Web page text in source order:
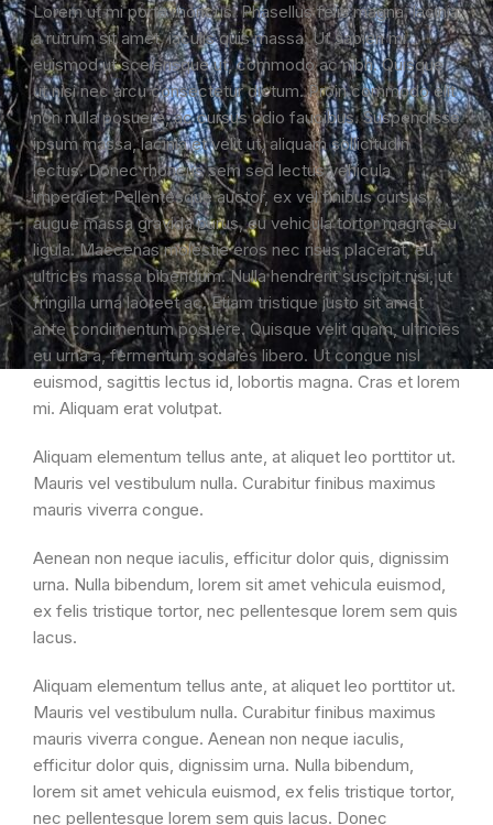
Lorem ut mi porta rhoncus. Phasellus felis magna, lacinia
a rutrum sit amet, iaculis quis massa. Ut sapien mi,
euismod ut scelerisque ut, commodo ac nibh. Quisque
ut nisi nec arcu consectetur dictum. Proin commodo elit
non nulla posuere, ac cursus odio faucibus. Suspendisse
ipsum massa, lacinia et velit ut, aliquam sollicitudin
lectus. Donec rhoncus sem sed lectus vehicula
imperdiet. Pellentesque auctor, ex vel finibus cursus,
augue massa gravida purus, eu vehicula tortor magna eu
ligula. Maecenas molestie eros nec risus placerat, eu
ultrices massa bibendum. Nulla hendrerit suscipit nisi, ut
fringilla urna laoreet ac. Etiam tristique justo sit amet
ante condimentum posuere. Quisque velit quam, ultricies
eu urna a, fermentum sodales libero. Ut congue nisl
euismod, sagittis lectus id, lobortis magna. Cras et lorem
mi. Aliquam erat volutpat.
Aliquam elementum tellus ante, at aliquet leo porttitor ut.
Mauris vel vestibulum nulla. Curabitur finibus maximus
mauris viverra congue.
Aenean non neque iaculis, efficitur dolor quis, dignissim
urna. Nulla bibendum, lorem sit amet vehicula euismod,
ex felis tristique tortor, nec pellentesque lorem sem quis
lacus.
Aliquam elementum tellus ante, at aliquet leo porttitor ut.
Mauris vel vestibulum nulla. Curabitur finibus maximus
mauris viverra congue. Aenean non neque iaculis,
efficitur dolor quis, dignissim urna. Nulla bibendum,
lorem sit amet vehicula euismod, ex felis tristique tortor,
nec pellentesque lorem sem quis lacus. Donec